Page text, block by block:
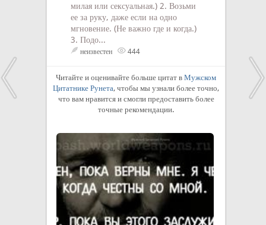
милая или сексуальная.) 2. Возьми
ее за руку, даже если на одно
мгновение. (Не важно где и когда.)
3. Подо...
неизвестен 444
Читайте и оценивайте больше цитат в Мужском
Цитатнике Рунета, чтобы мы узнали более точно,
что вам нравится и смогли предоставить более
точные рекомендации.